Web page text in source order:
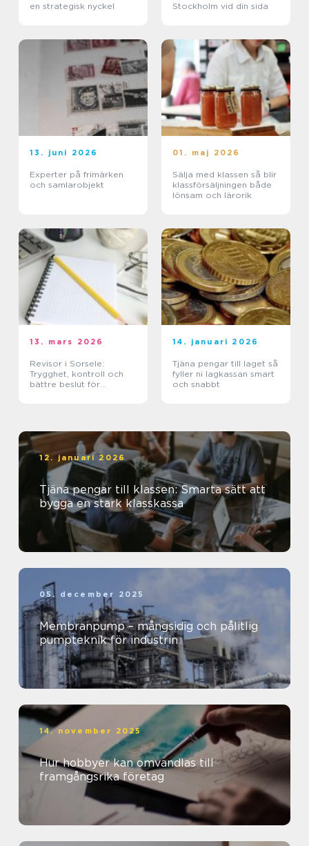
en strategisk nyckel
Stockholm vid din sida
13. juni 2026
Experter på frimärken
och samlarobjekt
01. maj 2026
Sälja med klassen så blir
klassförsäljningen både
lönsam och lärorik
13. mars 2026
Revisor i Sorsele:
Trygghet, kontroll och
bättre beslut för
14. januari 2026
Tjäna pengar till laget så
fyller ni lagkassan smart
och snabbt
12. januari 2026
Tjäna pengar till klassen: Smarta sätt att
bygga en stark klasskassa
05. december 2025
Membranpump – mångsidig och pålitlig
pumpteknik för industrin
14. november 2025
Hur hobbyer kan omvandlas till
framgångsrika företag